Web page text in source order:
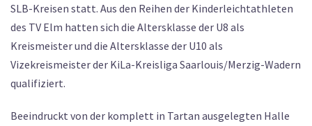
SLB-Kreisen statt. Aus den Reihen der Kinderleichtathleten
des TV Elm hatten sich die Altersklasse der U8 als
Kreismeister und die Altersklasse der U10 als
Vizekreismeister der KiLa-Kreisliga Saarlouis/Merzig-Wadern
qualifiziert.
Beeindruckt von der komplett in Tartan ausgelegten Halle